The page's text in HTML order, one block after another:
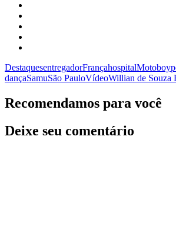
DestaquesentregadorFrançahospitalMotoboy
dançaSamuSão PauloVídeoWillian de Souza
Recomendamos para você
Deixe seu comentário